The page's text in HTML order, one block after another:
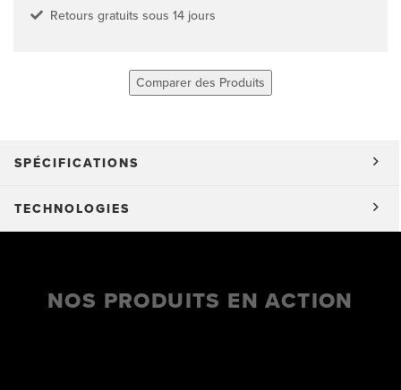
Retours gratuits sous 14 jours
Comparer des Produits
SPÉCIFICATIONS
TECHNOLOGIES
NOS PRODUITS EN ACTION